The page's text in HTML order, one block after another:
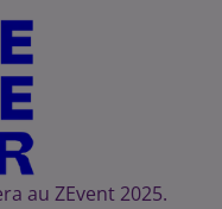
au ZEvent 2025.